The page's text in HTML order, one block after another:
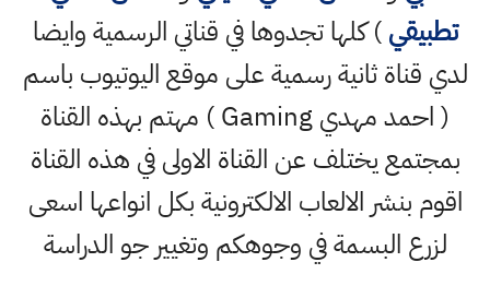
تطبيقي) كلها تجدوها في قناتي الرسمية وايضا
لدي قناة ثانية رسمية على موقع اليوتيوب باسم
( احمد مهدي Gaming ) مهتم بهذه القناة
بمجتمع يختلف عن القناة الاولى في هذه القناة
اقوم بنشر الالعاب الالكترونية بكل انواعها اسعى
لزرع البسمة في وجوهكم وتغيير جو الدراسة